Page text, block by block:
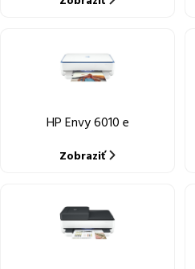
HP Envy 6010 e
Zobraziť